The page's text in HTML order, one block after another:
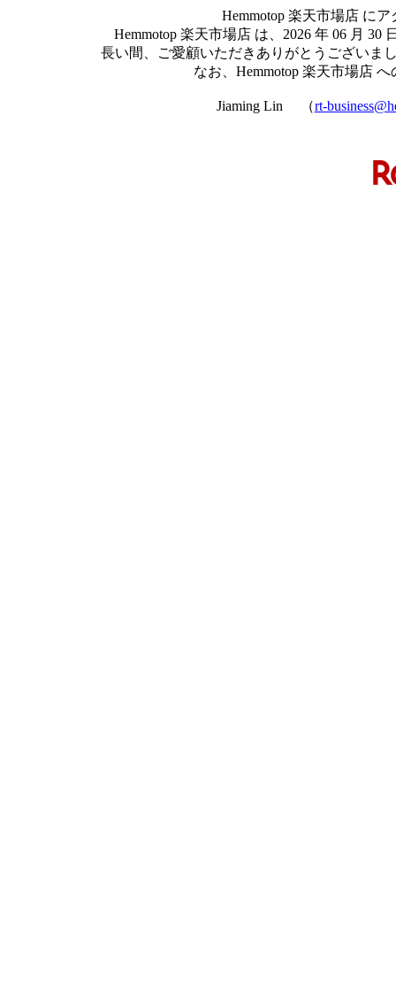
Hemmotop 楽天市場店 に
Hemmotop 楽天市場店 は、2026 年 06 月
長い間、ご愛顧いただきありがとうございま
なお、Hemmotop 楽天市場店
Jiaming Lin （rt-